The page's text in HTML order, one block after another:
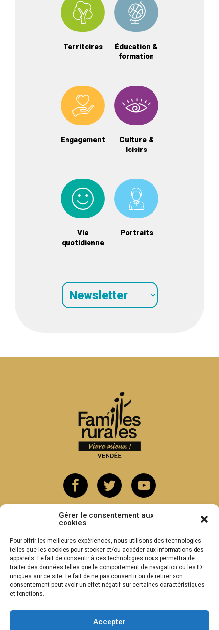
Gérer le consentement aux
cookies
Pour offrir les meilleures expériences, nous utilisons des technologies
telles que les cookies pour stocker et/ou accéder aux informations des
appareils. Le fait de consentir à ces technologies nous permettra de
traiter des données telles que le comportement de navigation ou les ID
uniques sur ce site. Le fait de ne pas consentir ou de retirer son
consentement peut avoir un effet négatif sur certaines caractéristiques
et fonctions.
Accepter
Territoires
Éducation &
formation
Engagement
Culture &
loisirs
Vie
quotidienne
Portraits